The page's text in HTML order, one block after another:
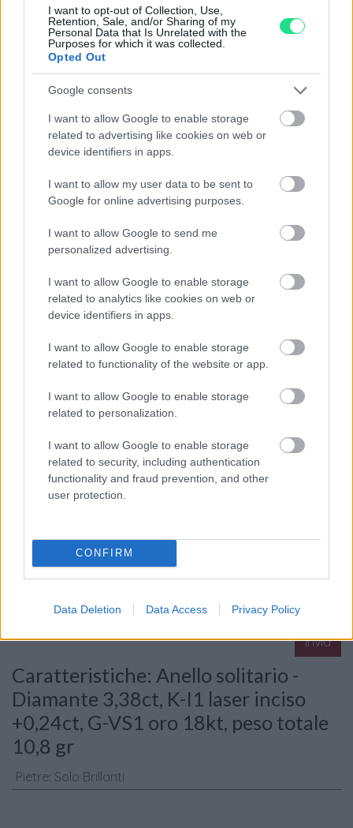
I want to opt-out of Collection, Use,
Retention, Sale, and/or Sharing of my
Personal Data that Is Unrelated with the
Purposes for which it was collected.
Opted Out
Google consents
I want to allow Google to enable storage
related to advertising like cookies on web or
device identifiers in apps.
I want to allow my user data to be sent to
Google for online advertising purposes.
I want to allow Google to send me
personalized advertising.
I want to allow Google to enable storage
related to analytics like cookies on web or
device identifiers in apps.
I want to allow Google to enable storage
related to functionality of the website or app.
I want to allow Google to enable storage
related to personalization.
I want to allow Google to enable storage
related to security, including authentication
functionality and fraud prevention, and other
user protection.
CONFIRM
Data Deletion Data Access Privacy Policy
Contattaci per richiedere maggiori
informazioni o prenotare una
videochiamata:
Numero di telefono
*
Consenso al
trattamento dati
personali *
Invia
Caratteristiche: Anello solitario -
Diamante 3,38ct, K-I1 laser inciso
+0,24ct, G-VS1 oro 18kt, peso totale
10,8 gr
Pietre: Solo Brillanti